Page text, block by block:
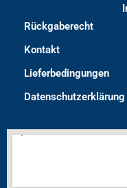
Rückgaberecht
Kontakt
Lieferbedingungen
Datenschutzerklärung